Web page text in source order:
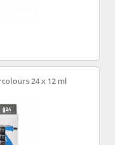
24 x 12 ml